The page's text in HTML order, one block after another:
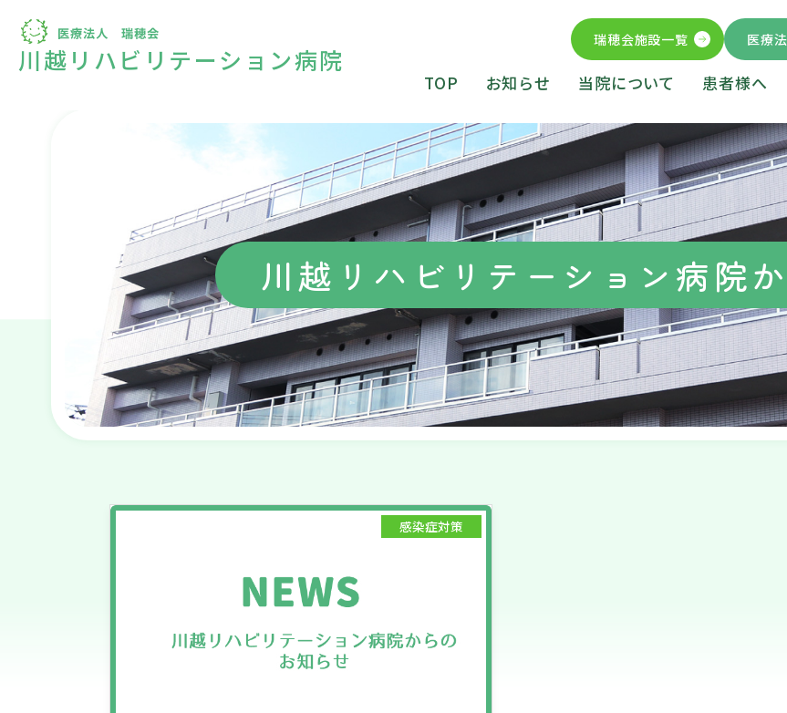
川越リハビリテーション病院
感染症対策
川越リハビリテーション病院
瑞穂会施設一覧 医療
TOP お知らせ 当院について 患者様へ